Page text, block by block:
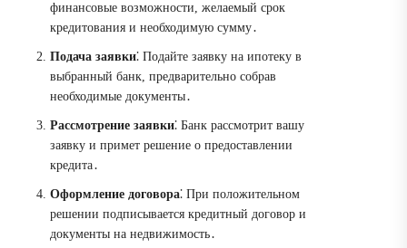
финансовые возможности, желаемый срок
кредитования и необходимую сумму․
Подача заявки⁚ Подайте заявку на ипотеку в
выбранный банк, предварительно собрав
необходимые документы․
Рассмотрение заявки⁚ Банк рассмотрит вашу
заявку и примет решение о предоставлении
кредита․
Оформление договора⁚ При положительном
решении подписывается кредитный договор и
документы на недвижимость․